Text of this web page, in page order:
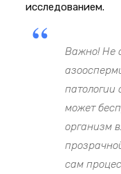
исследованием.
Важно! Не
патологии
может
организм
сам